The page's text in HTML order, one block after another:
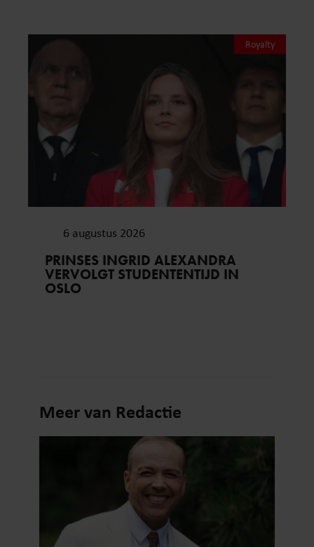
Royalty
6 augustus 2026
PRINSES INGRID ALEXANDRA
VERVOLGT STUDENTENTIJD IN
OSLO
Meer van Redactie